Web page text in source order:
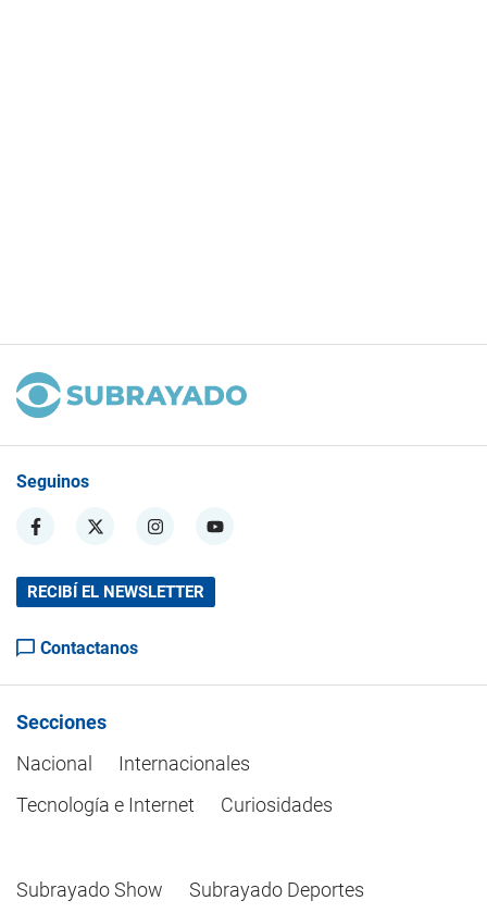
Seguinos
RECIBÍ EL NEWSLETTER
Contactanos
Secciones
Nacional
Internacionales
Tecnología e Internet
Curiosidades
Subrayado Show Subrayado Deportes